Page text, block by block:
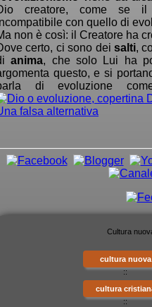
creatore, come se il
con quello di
non è così: il Creatore ha
certo, ci sono dei salti,
anima, che solo Lui ha
questo, e si
di evoluzione
falsa alternativa
cultura nuova
::
cultura
::